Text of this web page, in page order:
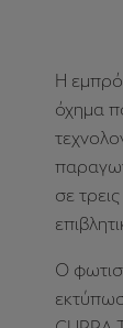
H
όχημα
σε
Ο